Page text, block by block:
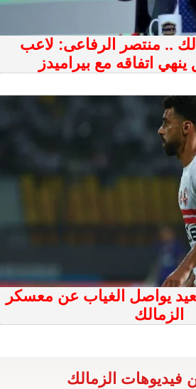
.. منتصر الرفاعى: لاعب
ينهي اتفاقه مع بيراميدز
يواصل الغياب عن معسكر
الزمالك
فيديوهات الزمالك